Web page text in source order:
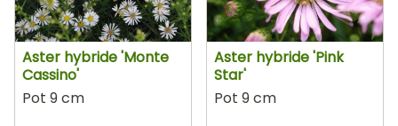
Aster hybride 'Monte
Cassino'
Pot 9 cm
Aster hybride 'Pink
Star'
Pot 9 cm